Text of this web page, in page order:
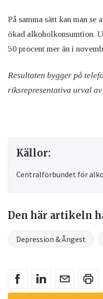
På samma sätt kan man
ökad alkoholkonsumtion.
50 procent mer än i
Resultaten bygger på
riksrepresentativa urval
Källor:
Centralförbundet för
Den här artikeln
Depression & Ångest